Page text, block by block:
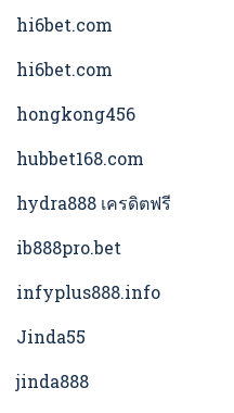
hi6bet.com
hi6bet.com
hongkong456
hubbet168.com
hydra888 เครดิตฟรี
ib888pro.bet
infyplus888.info
Jinda55
jinda888